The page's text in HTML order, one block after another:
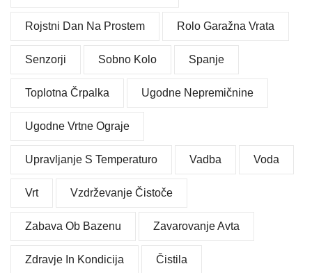
Rojstni Dan Na Prostem Rolo Garažna Vrata
Senzorji Sobno Kolo Spanje
Toplotna Črpalka Ugodne Nepremičnine
Ugodne Vrtne Ograje
Upravljanje S Temperaturo Vadba Voda
Vrt Vzdrževanje Čistoče
Zabava Ob Bazenu Zavarovanje Avta
Zdravje In Kondicija Čistila